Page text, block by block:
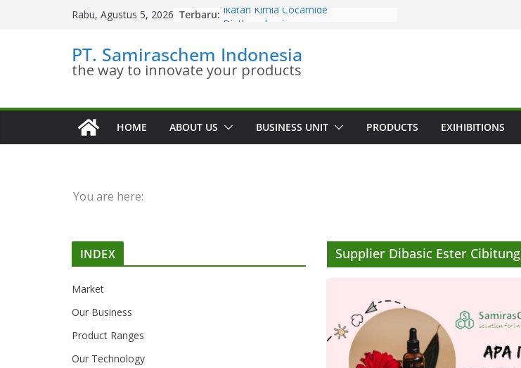
Rabu, Agustus 5, 2026 Terbaru: Ikatan Kimia Cocamide
Diethanolamine
Kinetika Kimia Cocamide
Diethanolamine
Sifat Kelarutan Cocamide
PT. Samiraschem Indonesia
the way to innovate your products
HOME ABOUT US BUSINESS UNIT PRODUCTS EXIHIBITIONS
You are here:
Supplier Dibasic Ester Cibitung
INDEX
Market
Our Business
Product Ranges
Our Technology